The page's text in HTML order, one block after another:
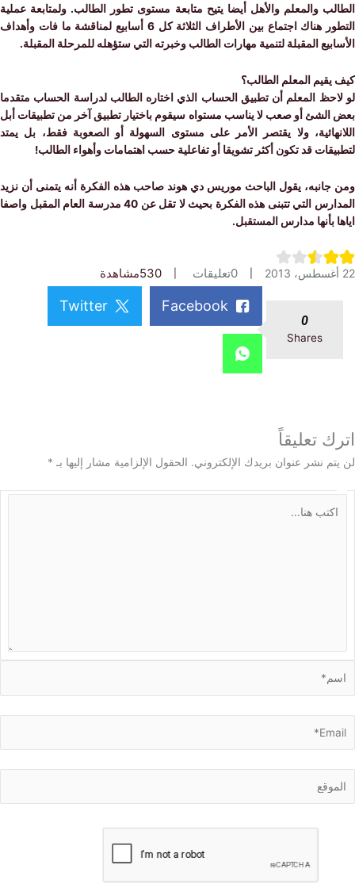
والمعلم والأهل أيضا يتيح متابعة مستوى تطور الطالب. ولمتابعة عملية
التطور هناك اجتماع بين الأطراف الثلاثة كل 6 أسابيع لمناقشة ما فات وأهداف
المقبلة لتنمية مهارات الطالب وخبرته التي ستؤهله للمرحلة المقبلة.
المعلم الطالب؟
المعلم أن تطبيق الحساب الذي اختاره الطالب لدراسة الحساب متقدما
أو صعب لا يناسب مستواه سيقوم باختيار تطبيق آخر من تطبيقات أبل
ولا يقتصر الأمر على مستوى السهولة أو الصعوبة فقط، بل يمتد
قد تكون أكثر تشويقا أو تفاعلية حسب اهتمامات وأهواء الطالب!
يقول الباحث موريس دي هوند صاحب هذه الفكرة أنه يتمنى أن نزيد
المدارس التي تتبنى هذه الفكرة بحيث لا تقل عن 40 مدرسة العام المقبل واصفا
بأنها مدارس المستقبل.
0 تعليقات 530مشاهدة
Shares
Facebook
Twitter
تعليقاً
نشر عنوان بريدك الإلكتروني. الحقول الإلزامية مشار إليها بـ*